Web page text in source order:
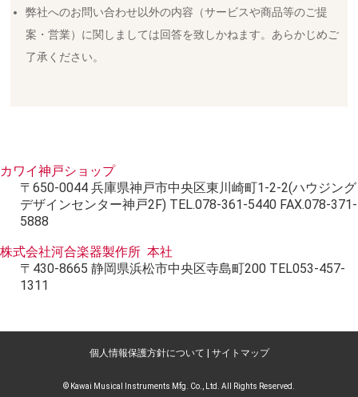
弊社へのお問い合わせ以外の内容（サービスや商品等のご提
案・営業）に関しましては回答を致しかねます。あらかじめご
了承ください。
カワイ神戸ショップ
〒650-0044 兵庫県神戸市中央区東川崎町1-2-2(ハウジング
デザインセンター神戸2F) TEL.078-361-5440 FAX.078-371-
5888
株式会社河合楽器製作所 本社
〒430-8665 静岡県浜松市中央区寺島町200 TEL053-457-
1311
個人情報保護方針について サイトマップ
© Kawai Musical Instruments Mfg. Co., Ltd. All Rights Reserved.